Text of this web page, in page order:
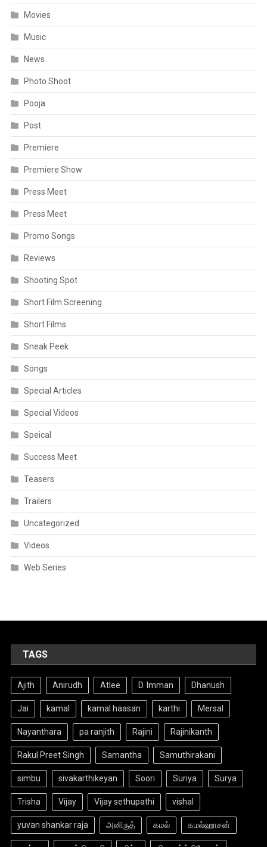
Movies
Music
News
Photo Shoot
Pooja
Post
Premiere
Premiere Show
Press Meet
Press Meet
Promo Songs
Reviews
Shooting Spot
Short Film Screening
Short Films
Sneak Peek
Songs
Special Articles
Special Videos
Speical
Success Meet
Teasers
Trailers
Uncategorized
Videos
Web Series
TAGS
Ajith Anirudh Atlee D. Imman Dhanush
Jai kamal kamal haasan karthi Mersal
Nayanthara pa ranjith Rajini Rajinikanth
Rakul Preet Singh Samantha Samuthirakani
simbu sivakarthikeyan Soori Suriya Surya
Trisha Vijay Vijay sethupathi vishal
yuvan shankar raja அனிருத் கமல் கமல்ஹாசன்